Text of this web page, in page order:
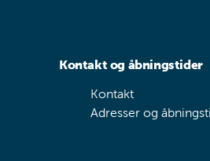
Kontakt og åbningstider
Kontakt
Adresser og